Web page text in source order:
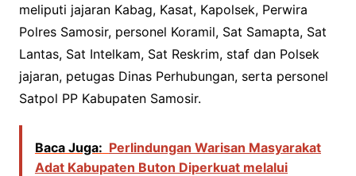
meliputi jajaran Kabag, Kasat, Kapolsek, Perwira
Polres Samosir, personel Koramil, Sat Samapta, Sat
Lantas, Sat Intelkam, Sat Reskrim, staf dan Polsek
jajaran, petugas Dinas Perhubungan, serta personel
Satpol PP Kabupaten Samosir.
Baca Juga: Perlindungan Warisan Masyarakat
Adat Kabupaten Buton Diperkuat melalui